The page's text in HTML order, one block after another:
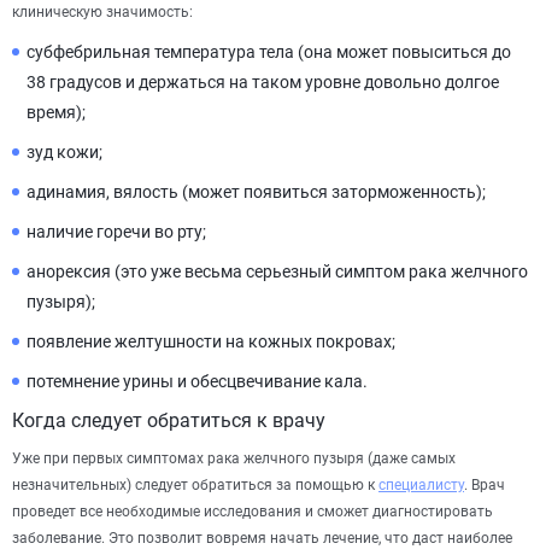
клиническую значимость:
субфебрильная температура тела (она может повыситься до
38 градусов и держаться на таком уровне довольно долгое
время);
зуд кожи;
адинамия, вялость (может появиться заторможенность);
наличие горечи во рту;
анорексия (это уже весьма серьезный симптом рака желчного
пузыря);
появление желтушности на кожных покровах;
потемнение урины и обесцвечивание кала.
Когда следует обратиться к врачу
Уже при первых симптомах рака желчного пузыря (даже самых
незначительных) следует обратиться за помощью к специалисту. Врач
проведет все необходимые исследования и сможет диагностировать
заболевание. Это позволит вовремя начать лечение, что даст наиболее